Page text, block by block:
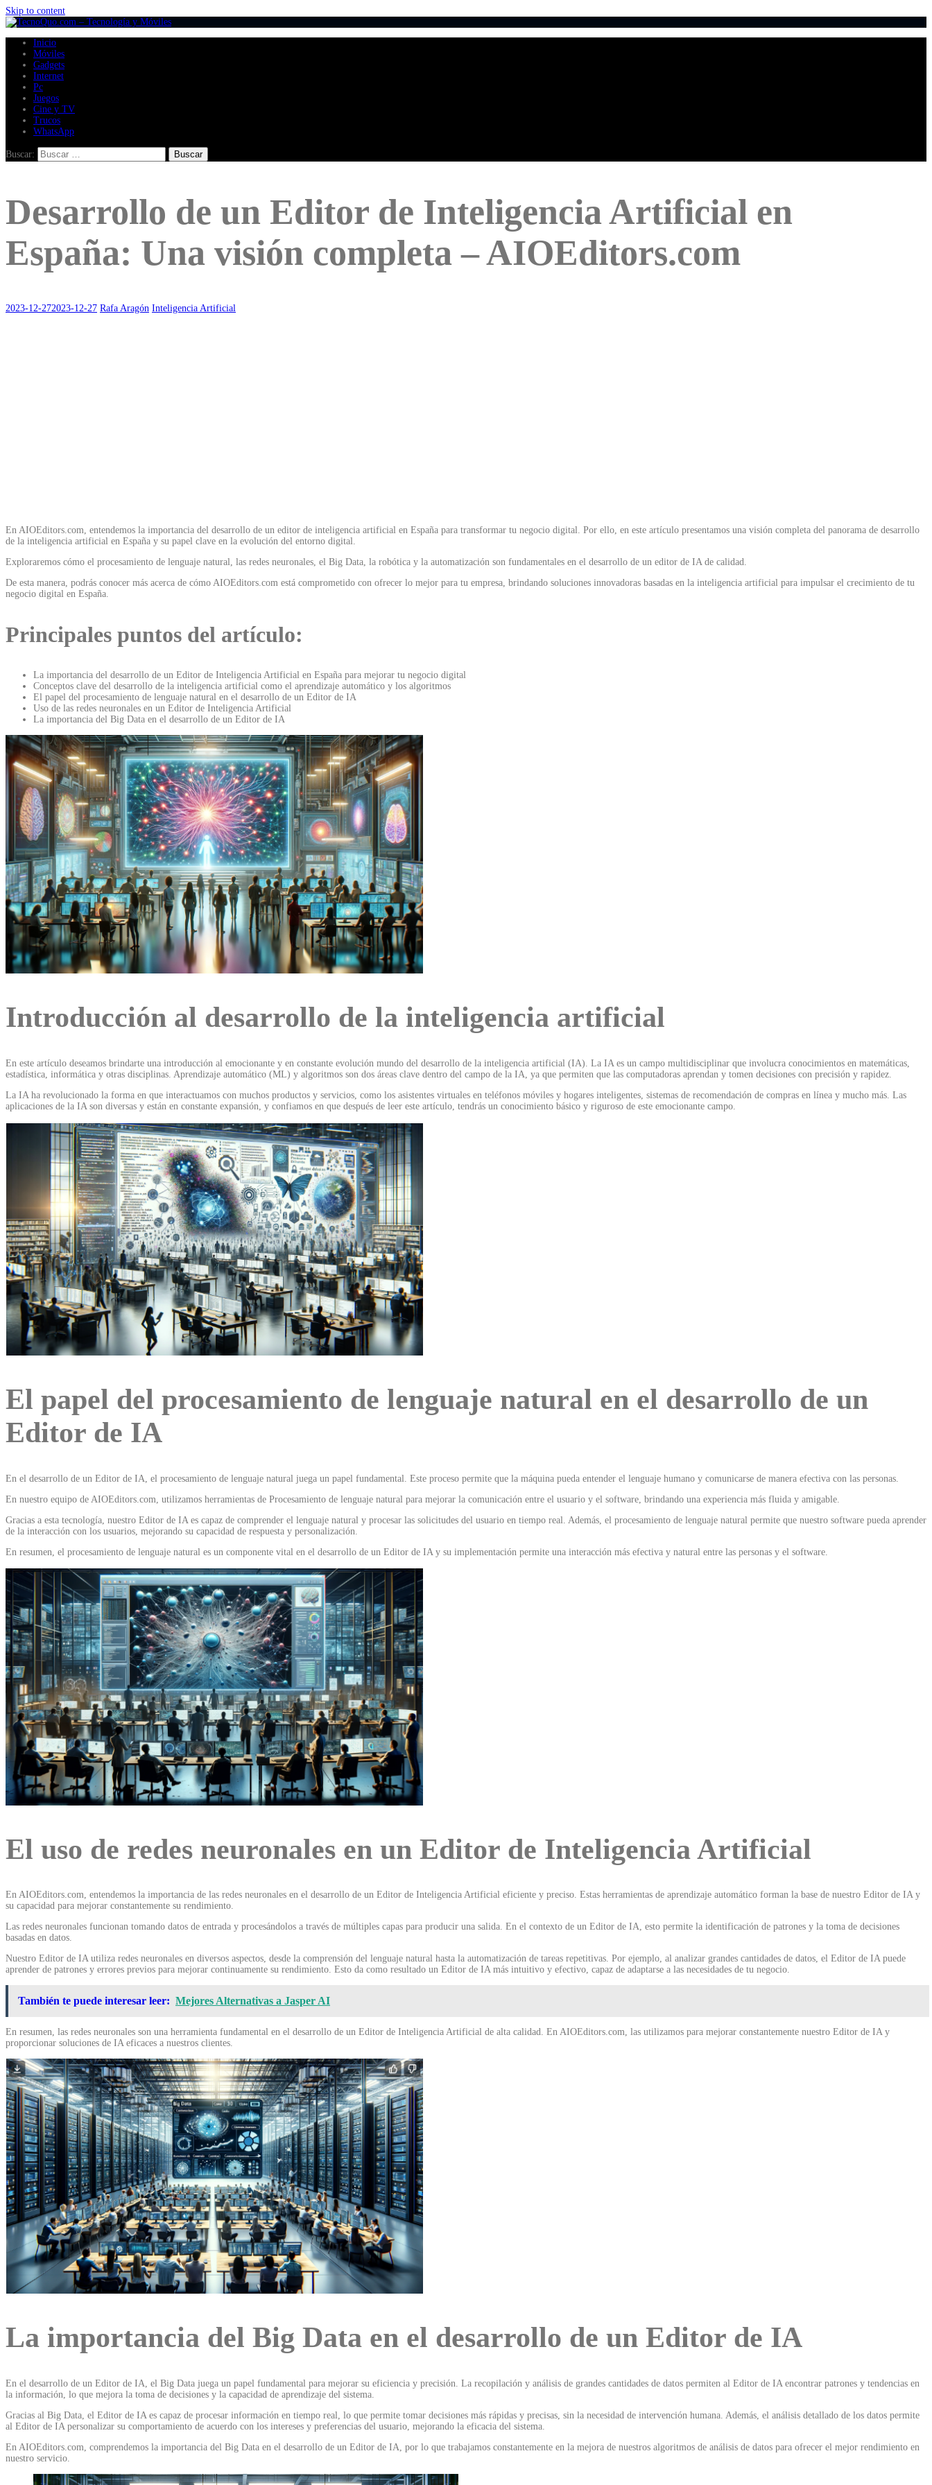
Skip to content
Inicio
Móviles
Gadgets
Internet
Pc
Juegos
Cine y TV
Trucos
WhatsApp
Buscar:
Desarrollo de un Editor de Inteligencia Artificial en
España: Una visión completa – AIOEditors.com
2023-12-272023-12-27 Rafa Aragón Inteligencia Artificial
En AIOEditors.com, entendemos la importancia del desarrollo de un editor de inteligencia artificial en España para transformar tu negocio digital. Por ello, en este artículo presentamos una visión completa del panorama de desarrollo
de la inteligencia artificial en España y su papel clave en la evolución del entorno digital.
Exploraremos cómo el procesamiento de lenguaje natural, las redes neuronales, el Big Data, la robótica y la automatización son fundamentales en el desarrollo de un editor de IA de calidad.
De esta manera, podrás conocer más acerca de cómo AIOEditors.com está comprometido con ofrecer lo mejor para tu empresa, brindando soluciones innovadoras basadas en la inteligencia artificial para impulsar el crecimiento de tu
negocio digital en España.
Principales puntos del artículo:
La importancia del desarrollo de un Editor de Inteligencia Artificial en España para mejorar tu negocio digital
Conceptos clave del desarrollo de la inteligencia artificial como el aprendizaje automático y los algoritmos
El papel del procesamiento de lenguaje natural en el desarrollo de un Editor de IA
Uso de las redes neuronales en un Editor de Inteligencia Artificial
La importancia del Big Data en el desarrollo de un Editor de IA
Introducción al desarrollo de la inteligencia artificial
En este artículo deseamos brindarte una introducción al emocionante y en constante evolución mundo del desarrollo de la inteligencia artificial (IA). La IA es un campo multidisciplinar que involucra conocimientos en matemáticas,
estadística, informática y otras disciplinas. Aprendizaje automático (ML) y algoritmos son dos áreas clave dentro del campo de la IA, ya que permiten que las computadoras aprendan y tomen decisiones con precisión y rapidez.
La IA ha revolucionado la forma en que interactuamos con muchos productos y servicios, como los asistentes virtuales en teléfonos móviles y hogares inteligentes, sistemas de recomendación de compras en línea y mucho más. Las
aplicaciones de la IA son diversas y están en constante expansión, y confiamos en que después de leer este artículo, tendrás un conocimiento básico y riguroso de este emocionante campo.
El papel del procesamiento de lenguaje natural en el desarrollo de un
Editor de IA
En el desarrollo de un Editor de IA, el procesamiento de lenguaje natural juega un papel fundamental. Este proceso permite que la máquina pueda entender el lenguaje humano y comunicarse de manera efectiva con las personas.
En nuestro equipo de AIOEditors.com, utilizamos herramientas de Procesamiento de lenguaje natural para mejorar la comunicación entre el usuario y el software, brindando una experiencia más fluida y amigable.
Gracias a esta tecnología, nuestro Editor de IA es capaz de comprender el lenguaje natural y procesar las solicitudes del usuario en tiempo real. Además, el procesamiento de lenguaje natural permite que nuestro software pueda aprender
de la interacción con los usuarios, mejorando su capacidad de respuesta y personalización.
En resumen, el procesamiento de lenguaje natural es un componente vital en el desarrollo de un Editor de IA y su implementación permite una interacción más efectiva y natural entre las personas y el software.
El uso de redes neuronales en un Editor de Inteligencia Artificial
En AIOEditors.com, entendemos la importancia de las redes neuronales en el desarrollo de un Editor de Inteligencia Artificial eficiente y preciso. Estas herramientas de aprendizaje automático forman la base de nuestro Editor de IA y
su capacidad para mejorar constantemente su rendimiento.
Las redes neuronales funcionan tomando datos de entrada y procesándolos a través de múltiples capas para producir una salida. En el contexto de un Editor de IA, esto permite la identificación de patrones y la toma de decisiones
basadas en datos.
Nuestro Editor de IA utiliza redes neuronales en diversos aspectos, desde la comprensión del lenguaje natural hasta la automatización de tareas repetitivas. Por ejemplo, al analizar grandes cantidades de datos, el Editor de IA puede
aprender de patrones y errores previos para mejorar continuamente su rendimiento. Esto da como resultado un Editor de IA más intuitivo y efectivo, capaz de adaptarse a las necesidades de tu negocio.
También te puede interesar leer: Mejores Alternativas a Jasper AI
En resumen, las redes neuronales son una herramienta fundamental en el desarrollo de un Editor de Inteligencia Artificial de alta calidad. En AIOEditors.com, las utilizamos para mejorar constantemente nuestro Editor de IA y
proporcionar soluciones de IA eficaces a nuestros clientes.
La importancia del Big Data en el desarrollo de un Editor de IA
En el desarrollo de un Editor de IA, el Big Data juega un papel fundamental para mejorar su eficiencia y precisión. La recopilación y análisis de grandes cantidades de datos permiten al Editor de IA encontrar patrones y tendencias en
la información, lo que mejora la toma de decisiones y la capacidad de aprendizaje del sistema.
Gracias al Big Data, el Editor de IA es capaz de procesar información en tiempo real, lo que permite tomar decisiones más rápidas y precisas, sin la necesidad de intervención humana. Además, el análisis detallado de los datos permite
al Editor de IA personalizar su comportamiento de acuerdo con los intereses y preferencias del usuario, mejorando la eficacia del sistema.
En AIOEditors.com, comprendemos la importancia del Big Data en el desarrollo de un Editor de IA, por lo que trabajamos constantemente en la mejora de nuestros algoritmos de análisis de datos para ofrecer el mejor rendimiento en
nuestro servicio.